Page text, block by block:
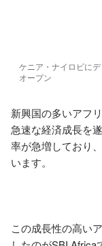
ケニア・ナイロビに
オープン
新興国の多いアフ
急速な経済成長を
率が急増しており
います。
この成長性の高い